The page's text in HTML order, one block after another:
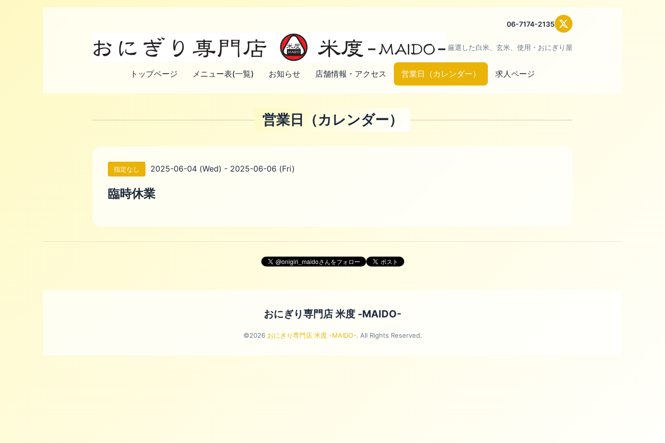
06-7174-2135
厳選した白米、玄米、使用・おにぎり屋
トップページ メニュー表(一覧) お知らせ 店舗情報・アクセス 営業日（カレンダー） 求人ページ
営業日（カレンダー）
指定なし 2025-06-04 (Wed) - 2025-06-06 (Fri)
臨時休業
おにぎり専門店 米度 -MAIDO-
©2026 おにぎり専門店 米度 -MAIDO-. All Rights Reserved.